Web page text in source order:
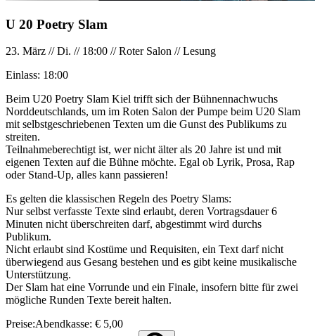
U 20 Poetry Slam
23. März //Di. // 18:00 //Roter Salon //Lesung
Einlass: 18:00
Beim U20 Poetry Slam Kiel trifft sich der Bühnennachwuchs
Norddeutschlands, um im Roten Salon der Pumpe beim U20 Slam
mit selbstgeschriebenen Texten um die Gunst des Publikums zu
streiten.
Teilnahmeberechtigt ist, wer nicht älter als 20 Jahre ist und mit
eigenen Texten auf die Bühne möchte. Egal ob Lyrik, Prosa, Rap
oder Stand-Up, alles kann passieren!
Es gelten die klassischen Regeln des Poetry Slams:
Nur selbst verfasste Texte sind erlaubt, deren Vortragsdauer 6
Minuten nicht überschreiten darf, abgestimmt wird durchs
Publikum.
Nicht erlaubt sind Kostüme und Requisiten, ein Text darf nicht
überwiegend aus Gesang bestehen und es gibt keine musikalische
Unterstützung.
Der Slam hat eine Vorrunde und ein Finale, insofern bitte für zwei
mögliche Runden Texte bereit halten.
Preise:Abendkasse: € 5,00